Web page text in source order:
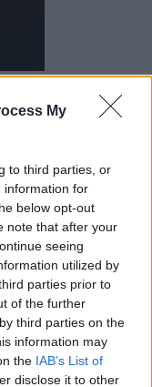
My
to third parties, or
information for
below opt-out
note that after your
seeing
utilized by
parties prior to
of the further
third parties on the
information may
the IAB’s List of
disclose it to other
in condizioni
parte dei sanitari del
nella notte
in via Piave. I vigili del
trovato in casa
di monossido di
all'esterno
altro che constatare